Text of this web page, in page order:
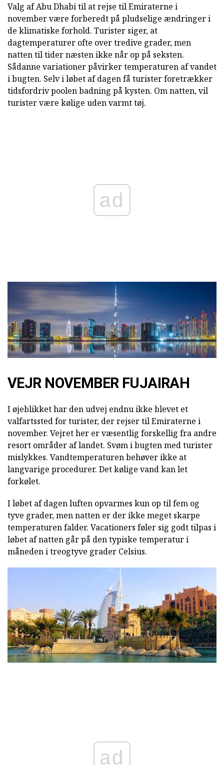
Valg af Abu Dhabi til at rejse til Emiraterne i
november være forberedt på pludselige ændringer i
de klimatiske forhold. Turister siger, at
dagtemperaturer ofte over tredive grader, men
natten til tider næsten ikke når op på seksten.
Sådanne variationer påvirker temperaturen af vandet
i bugten. Selv i løbet af dagen få turister foretrækker
tidsfordriv poolen badning på kysten. Om natten, vil
turister være kølige uden varmt tøj.
ad
VEJR NOVEMBER FUJAIRAH
I øjeblikket har den udvej endnu ikke blevet et
valfartssted for turister, der rejser til Emiraterne i
november. Vejret her er væsentlig forskellig fra andre
resort områder af landet. Svøm i bugten med turister
mislykkes. Vandtemperaturen behøver ikke at
langvarige procedurer. Det kølige vand kan let
forkølet.
I løbet af dagen luften opvarmes kun op til fem og
tyve grader, men natten er der ikke meget skarpe
temperaturen falder. Vacationers føler sig godt tilpas i
løbet af natten går på den typiske temperatur i
måneden i treogtyve grader Celsius.
ad